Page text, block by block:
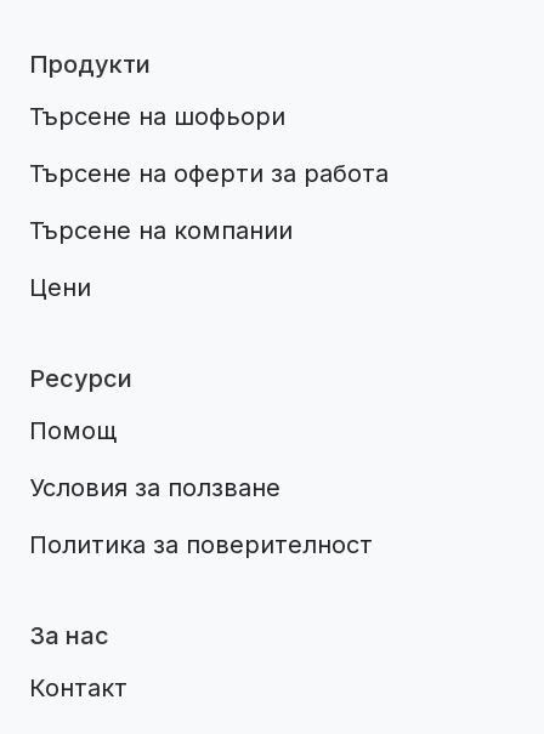
Продукти
Търсене на шофьори
Търсене на оферти за работа
Търсене на компании
Цени
Ресурси
Помощ
Условия за ползване
Политика за поверителност
За нас
Контакт